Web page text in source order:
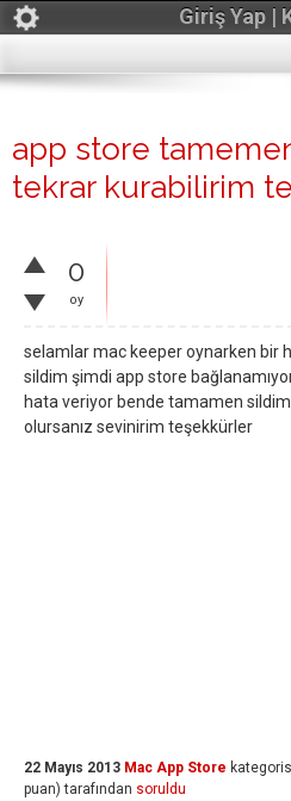
Giriş Yap |
app store
tekrar kurabilirim
0
oy
selamlar mac keeper oynarken bir
sildim şimdi app store
hata veriyor bende tamamen sildim
olursanız sevinirim teşekkürler
22 Mayıs 2013 Mac App Store
puan) tarafından soruldu